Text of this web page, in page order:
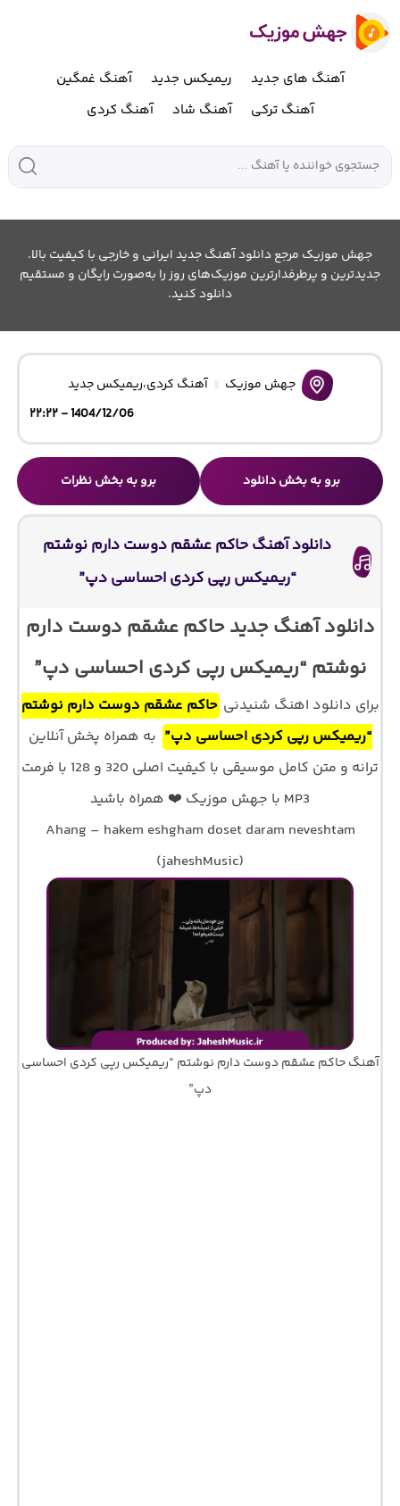
آهنگ های جدید ریمیکس جدید
آهنگ غمگین
آهنگ ترکی
آهنگ شاد آهنگ کردی
جهش موزیک مرجع دانلود آهنگ جدید ایرانی و خارجی با کیفیت بالا.
جدیدترین و پرطرفدارترین موزیک‌های روز را به‌صورت رایگان و مستقیم
دانلود کنید.
جهش موزیک آهنگ کردی،ریمیکس جدید
1404/12/06 - ۲۲:۲۲
برو به بخش دانلود برو به بخش نظرات
دانلود آهنگ حاکم عشقم دوست دارم نوشتم
“ریمیکس رپی کردی احساسی دپ”
دانلود آهنگ جدید حاکم عشقم دوست دارم
نوشتم “ریمیکس رپی کردی احساسی دپ”
برای دانلود اهنگ شنیدنی حاکم عشقم دوست دارم نوشتم
“ریمیکس رپی کردی احساسی دپ” به همراه پخش آنلاین
ترانه و متن کامل موسیقی با کیفیت اصلی 320 و 128 با فرمت
MP3 با جهش موزیک ❤️ همراه باشید
Ahang – hakem eshgham doset daram neveshtam
(jaheshMusic)
آهنگ حاکم عشقم دوست دارم نوشتم “ریمیکس رپی کردی احساسی
دپ”